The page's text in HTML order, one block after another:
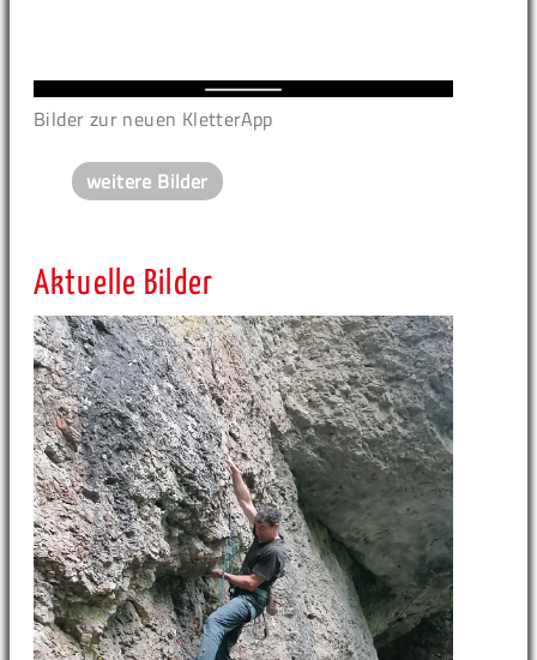
Bilder zur neuen KletterApp
weitere Bilder
Aktuelle Bilder